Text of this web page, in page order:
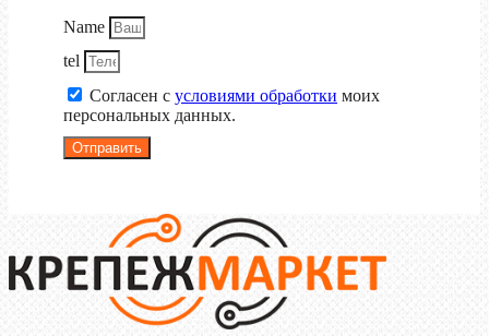
Name
tel
Согласен с условиями обработки моих
персональных данных.
Отправить